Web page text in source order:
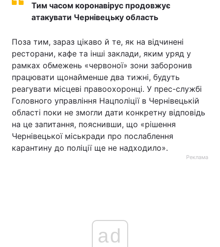
Тим часом коронавірус продовжує
атакувати Чернівецьку область
Поза тим, зараз цікаво й те, як на відчинені
ресторани, кафе та інші заклади, яким уряд у
рамках обмежень «червоної» зони заборонив
працювати щонайменше два тижні, будуть
реагувати місцеві правоохоронці. У прес-службі
Головного управління Нацполіції в Чернівецькій
області поки не змогли дати конкретну відповідь
на це запитання, пояснивши, що «рішення
Чернівецької міськради про послаблення
карантину до поліції ще не надходило».
Реклама
ad